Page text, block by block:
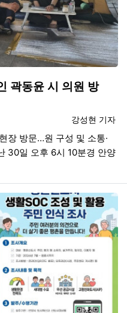
곽동윤 시 의원 방
등록자
강성현 기자
장 방문…원 구성 및 소통·
30일 오후 6시 10분경 안양